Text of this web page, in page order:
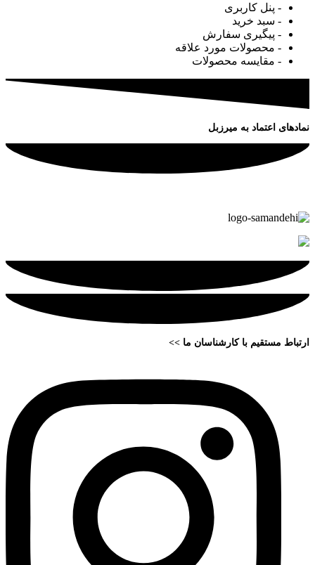
- پنل کاربری
- سبد خرید
- پیگیری سفارش
- محصولات مورد علاقه
- مقایسه محصولات
نمادهای اعتماد به میرزبل
ارتباط مستقیم با کارشناسان ما >>